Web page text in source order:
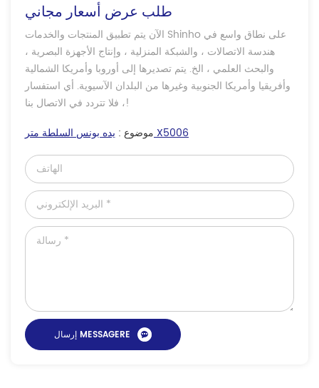
طلب عرض أسعار مجاني
الآن يتم تطبيق المنتجات والخدمات Shinho على نطاق واسع في
هندسة الاتصالات ، والشبكة المنزلية ، وإنتاج الأجهزة البصرية ،
والبحث العلمي ، الخ. يتم تصديرها إلى أوروبا وأمريكا الشمالية
وأفريقيا وأمريكا الجنوبية وغيرها من البلدان الآسيوية. أي استفسار
، فلا تتردد في الاتصال بنا!
موضوع :يده بونس السلطة متر X5006